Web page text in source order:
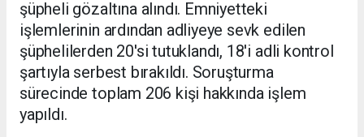
şüpheli gözaltına alındı. Emniyetteki
işlemlerinin ardından adliyeye sevk edilen
şüphelilerden 20'si tutuklandı, 18'i adli kontrol
şartıyla serbest bırakıldı. Soruşturma
sürecinde toplam 206 kişi hakkında işlem
yapıldı.